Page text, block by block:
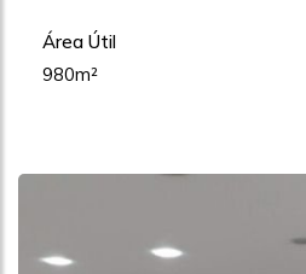
Área Útil
980m²